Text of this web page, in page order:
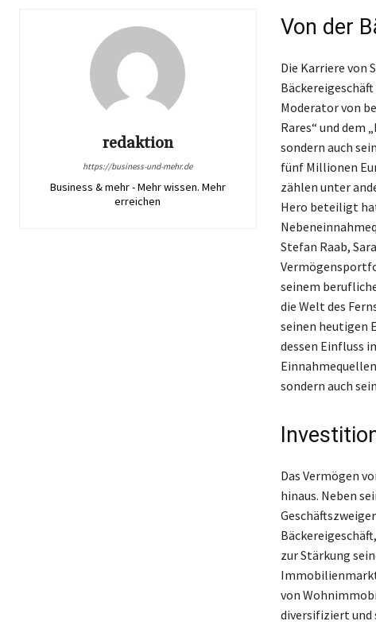
redaktion
https://business-und-mehr.de
Business & mehr - Mehr wissen. Mehr
erreichen
Von der
Die Karriere von
Moderator von
Rares“ und dem
sondern auch
fünf Millionen
zählen unter
Hero beteiligt
Stefan Raab,
seinem
die Welt des
seinen heutigen
dessen Einfluss
sondern auch
Das Vermögen
hinaus. Neben
zur Stärkung
von
diversifiziert und